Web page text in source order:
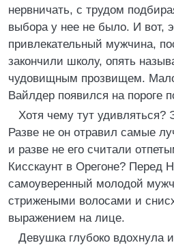
нервничать, с трудом
выбора у нее не было. И вот,
привлекательный мужчина,
закончили школу, опять
чудовищным прозвищем.
Вайлдер появился на пороге
Хотя чему тут удивляться?
Разве не он отравил самые
и разве не его считали
Кисскаунт в Орегоне? Перед
самоуверенный молодой
стрижеными волосами и
выражением на лице.
Девушка глубоко вдохнула